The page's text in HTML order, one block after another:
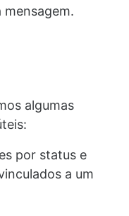
mensagem.
algumas
por status e
a um